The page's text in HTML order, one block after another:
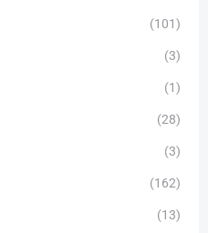
(101)
(3)
(1)
(28)
(3)
(162)
(13)